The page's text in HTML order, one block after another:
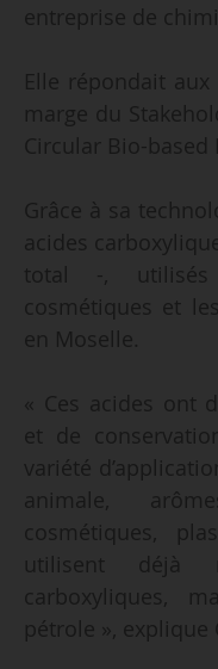
entreprise de
Elle répondait aux
marge du
Circular Bio-based
Grâce à sa
acides
total -, utilisés
cosmétiques et
en Moselle.
« Ces acides ont
et de
variété
animale,
cosmétiques,
utilisent déjà
carboxyliques,
pétrole », explique